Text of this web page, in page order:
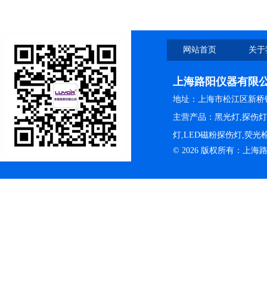
网站首页 关
上海路阳仪器有限
地址：上海市松江区新桥
主营产品：黑光灯,探伤
灯,LED磁粉探伤灯,荧光
© 2026 版权所有：上海